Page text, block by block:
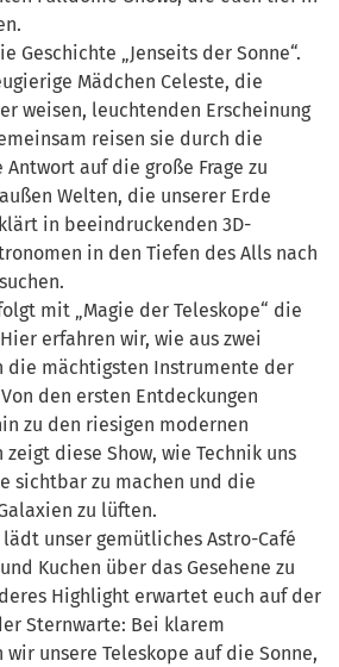
Geschichte „Jenseits der Sonne“.
Mädchen Celeste, die
weisen, leuchtenden Erscheinung
reisen sie durch die
auf die große Frage zu
Welten, die unserer Erde
in beeindruckenden 3D-
in den Tiefen des Alls nach
mit „Magie der Teleskope“ die
erfahren wir, wie aus zwei
die mächtigsten Instrumente der
den ersten Entdeckungen
zu den riesigen modernen
diese Show, wie Technik uns
sichtbar zu machen und die
zu lüften.
lädt unser gemütliches Astro-Café
Kuchen über das Gesehene zu
Highlight erwartet euch auf der
Sternwarte: Bei klarem
unsere Teleskope auf die Sonne,